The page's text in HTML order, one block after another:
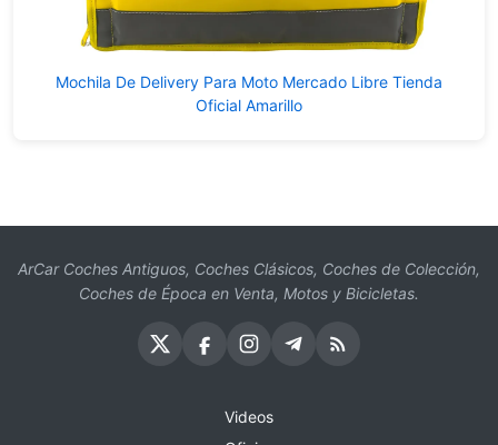
Mochila De Delivery Para Moto Mercado Libre Tienda
Oficial Amarillo
ArCar Coches Antiguos, Coches Clásicos, Coches de Colección,
Coches de Época en Venta, Motos y Bicicletas.
Videos